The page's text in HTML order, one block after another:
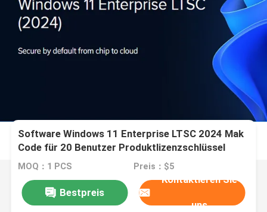
Software Windows 11 Enterprise LTSC 2024 Mak
Code für 20 Benutzer Produktlizenzschlüssel
MOQ：1 PCS Preis：$5
Bestpreis
Kontaktieren Sie
uns